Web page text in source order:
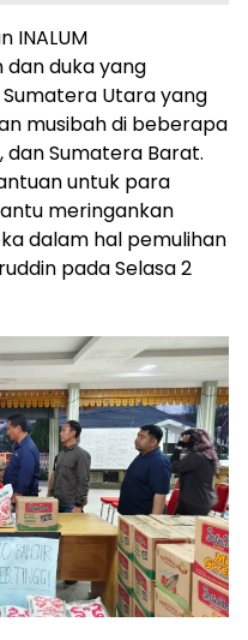
INALUM
duka yang
Utara yang
musibah di beberapa
dan Sumatera Barat.
untuk para
meringankan
dalam hal pemulihan
pada Selasa 2